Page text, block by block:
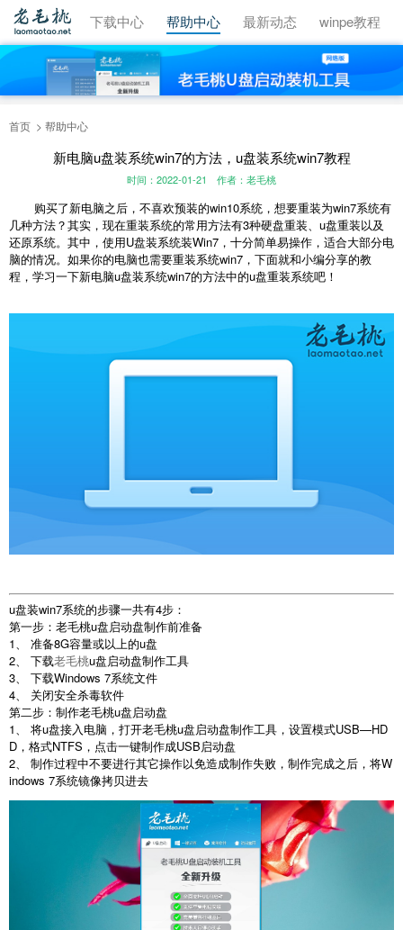
视频教程 下载中心 帮助中心 最新动态 winpe教程
首页 帮助中心
新电脑u盘装系统win7的方法，u盘装系统win7教程
时间：2022-01-21 作者：老毛桃
购买了新电脑之后，不喜欢预装的win10系统，想要重装为win7系统有
几种方法？其实，现在重装系统的常用方法有3种硬盘重装、u盘重装以及
还原系统。其中，使用U盘装系统装Win7，十分简单易操作，适合大部分电
脑的情况。如果你的电脑也需要重装系统win7，下面就和小编分享的教
程，学习一下新电脑u盘装系统win7的方法中的u盘重装系统吧！
u盘装win7系统的步骤一共有4步：
第一步：老毛桃u盘启动盘制作前准备
1、 准备8G容量或以上的u盘
2、 下载老毛桃u盘启动盘制作工具
3、 下载Windows 7系统文件
4、 关闭安全杀毒软件
第二步：制作老毛桃u盘启动盘
1、 将u盘接入电脑，打开老毛桃u盘启动盘制作工具，设置模式USB—HD
D，格式NTFS，点击一键制作成USB启动盘
2、 制作过程中不要进行其它操作以免造成制作失败，制作完成之后，将W
indows 7系统镜像拷贝进去